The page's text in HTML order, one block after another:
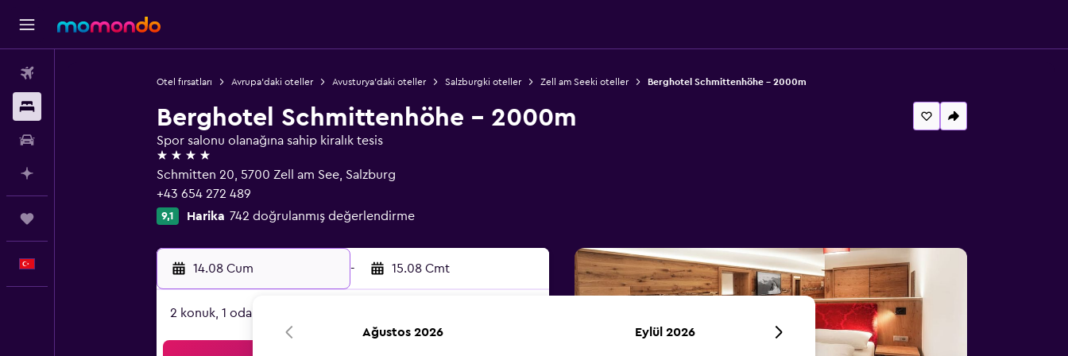
Otel fırsatları Avrupa'daki oteller Avusturya'daki oteller Salzburgki oteller Zell am Seeki oteller Berghotel Schmittenhöhe - 2000m
Berghotel Schmittenhöhe - 2000m
Spor salonu olanağına sahip kiralık tesis
4 yıldız
Schmitten 20, 5700 Zell am See, Salzburg
+43 654 272 489
9,1 Harika 742 doğrulanmış değerlendirme
14.08 Cum - 15.08 Cmt
2 konuk, 1 oda
Ağustos 2026 Eylül 2026